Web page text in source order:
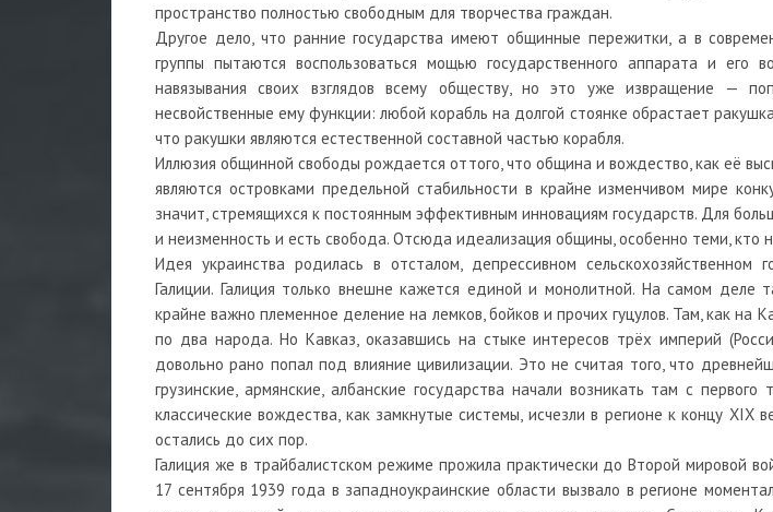
пространство полностью свободным для творчества граждан.
Другое дело, что ранние государства имеют общинные пережитки, а в
группы пытаются воспользоваться мощью государственного аппарата и его
навязывания своих взглядов всему обществу, но это уже извращение —
несвойственные ему функции: любой корабль на долгой стоянке обрастает
что ракушки являются естественной составной частью корабля.
Иллюзия общинной свободы рождается оттого, что община и вождество, как её
являются островками предельной стабильности в крайне изменчивом мире
значит, стремящихся к постоянным эффективным инновациям государств. Для
и неизменность и есть свобода. Отсюда идеализация общины, особенно теми, кто
Идея украинства родилась в отсталом, депрессивном сельскохозяйственном
Галиции. Галиция только внешне кажется единой и монолитной. На самом
крайне важно племенное деление на лемков, бойков и прочих гуцулов. Там, как на
по два народа. Но Кавказ, оказавшись на стыке интересов трёх империй
довольно рано попал под влияние цивилизации. Это не считая того, что
грузинские, армянские, албанские государства начали возникать там с
классические вождества, как замкнутые системы, исчезли в регионе к концу XIX
остались до сих пор.
Галиция же в трайбалистском режиме прожила практически до Второй мировой
17 сентября 1939 года в западноукраинские области вызвало в регионе